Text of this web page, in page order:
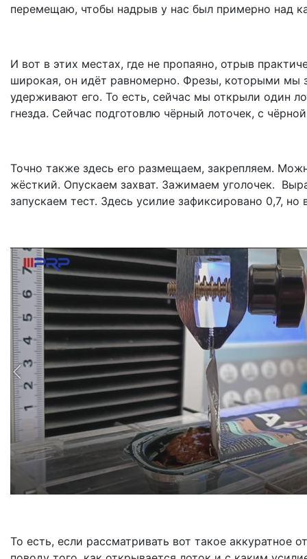
перемещаю, чтобы надрыв у нас был примерно над
И вот в этих местах, где не пропаяно, отрыв
широкая, он идёт равномерно. Фрезы, которыми мы
удерживают его. То есть, сейчас мы открыли один
гнезда. Сейчас подготовлю чёрный лоточек, с
Точно также здесь его размещаем, закрепляем.
жёсткий. Опускаем захват. Зажимаем уголочек.
запускаем тест. Здесь усилие зафиксировано 0,7,
То есть, если рассматривать вот такое аккуратное